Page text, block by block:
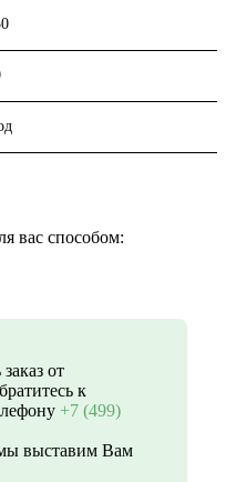
вас способом:
от
к
+7 (499)
выставим Вам